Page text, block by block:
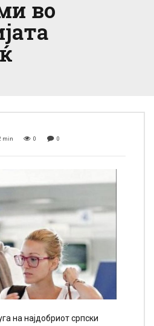
во
min 0 0
на најдобриот српски